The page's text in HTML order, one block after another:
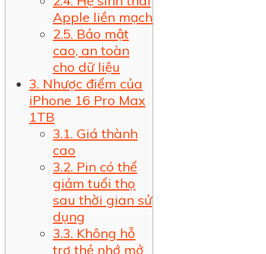
Apple liền mạch
2.5. Bảo mật
cao, an toàn
cho dữ liệu
3. Nhược điểm của
iPhone 16 Pro Max
1TB
3.1. Giá thành
cao
3.2. Pin có thể
giảm tuổi thọ
sau thời gian sử
dụng
3.3. Không hỗ
trợ thẻ nhớ mở